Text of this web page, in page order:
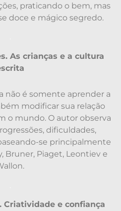
praticando o bem, mas
doce e mágico segredo.
As crianças e a cultura
não é somente aprender a
modificar sua relação
o mundo. O autor observa
dificuldades,
se principalmente
Bruner, Piaget, Leontiev e
Criatividade e confiança